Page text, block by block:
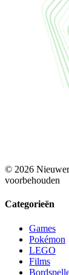
© 2026
voorbehouden
Categorieën
Games
Pokémon
LEGO
Films